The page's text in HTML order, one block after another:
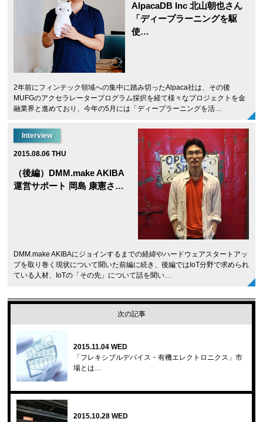
AlpacaDB Inc 北山朝也さん
「ディープラーニングを駆
使…
2年前にフィンテック領域への集中に踏み切ったAlpaca社は、その後
MUFGのアクセラレータープログラム採択を経て様々なプロジェクトを金
融業界と進めており、今年の5月には「ディープラーニングを活…
Interview
2015.08.06 THU
（後編）DMM.make AKIBA
運営サポート 岡島 康憲さ…
DMM.make AKIBAにジョインするまでの経緯やハードウェアスタートアッ
プを取り巻く現状について聞いた前編に続き、後編ではIoT分野で求められ
ている人材、IoTの「その先」について話を聞い…
次の記事
2015.11.04 WED
「フレキシブルデバイス・有機エレクトロニクス」市
場とは…
2015.10.28 WED